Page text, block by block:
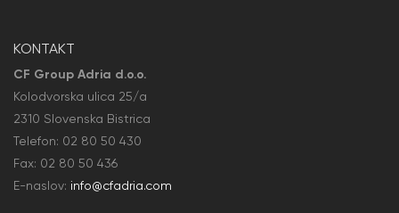
KONTAKT
CF Group Adria d.o.o.
Kolodvorska ulica 25/a
2310 Slovenska Bistrica
Telefon: 02 80 50 430
Fax: 02 80 50 436
E-naslov: info@cfadria.com